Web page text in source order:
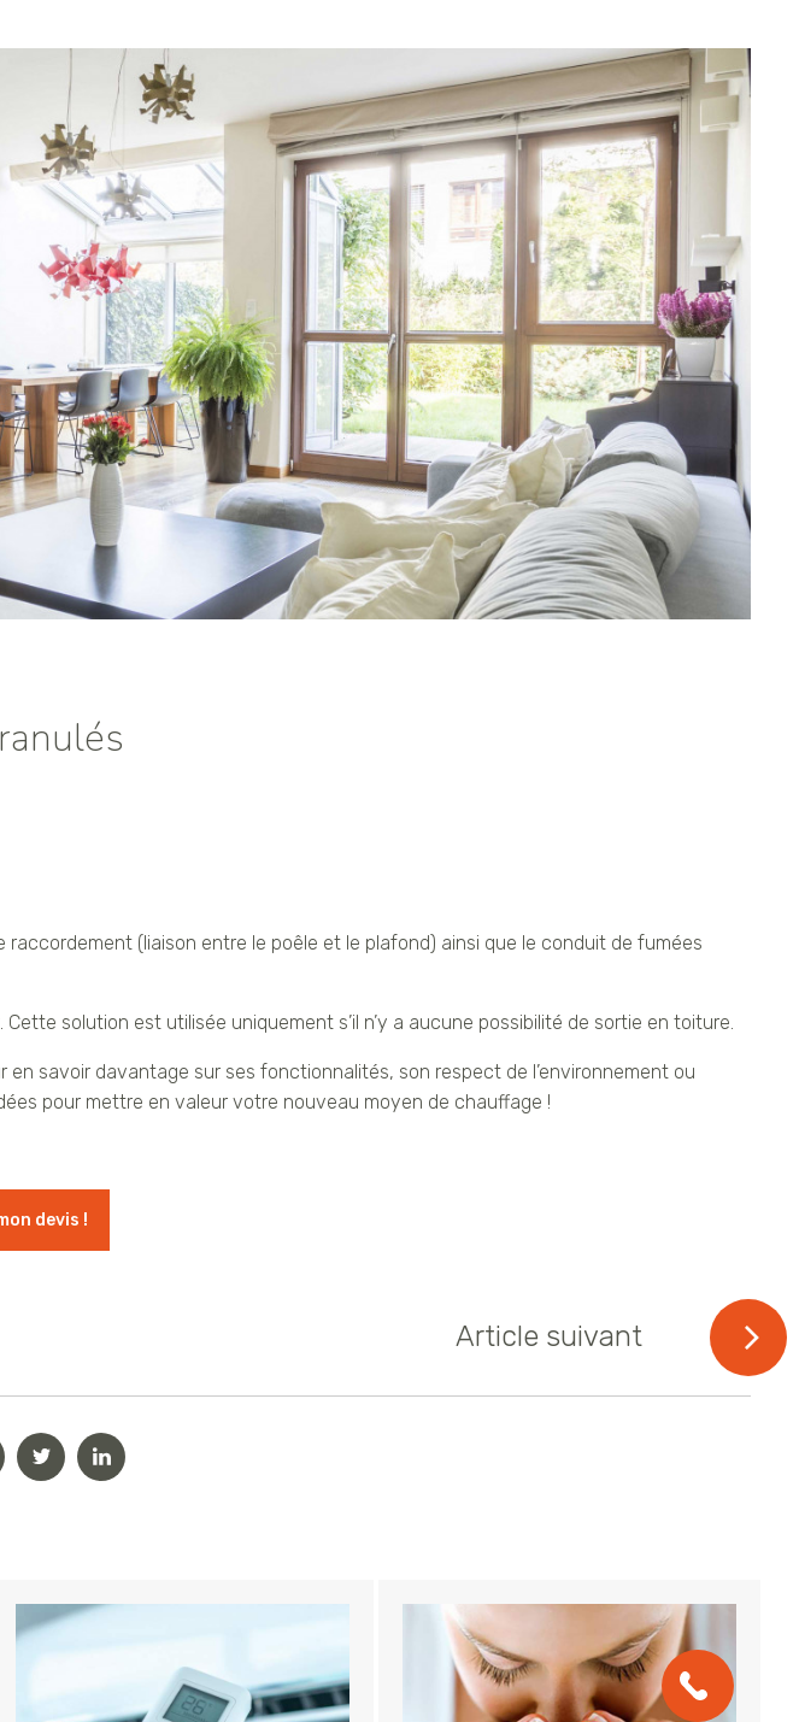
(liaison entre le poêle et le plafond) ainsi que le conduit de fumées
solution est utilisée uniquement s’il n’y a aucune possibilité de sortie en toiture.
en savoir davantage sur ses fonctionnalités, son respect de l’environnement ou
pour mettre en valeur votre nouveau moyen de chauffage !
devis !
Article suivant